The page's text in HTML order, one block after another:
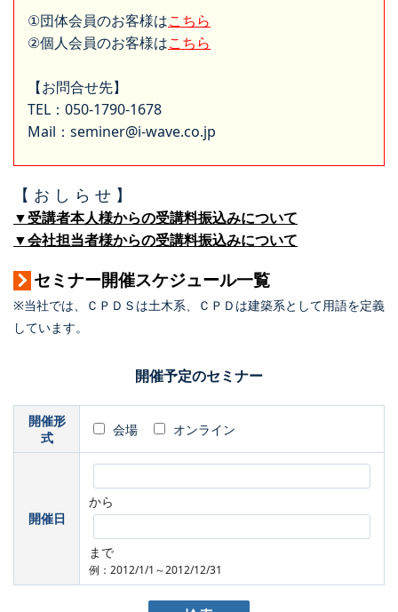
①団体会員のお客様はこちら
②個人会員のお客様はこちら
【お問合せ先】
TEL：050-1790-1678
Mail：seminer@i-wave.co.jp
【 お し ら せ 】
▼受講者本人様からの受講料振込みについて
▼会社担当者様からの受講料振込みについて
セミナー開催スケジュール一覧
※当社では、ＣＰＤＳは土木系、ＣＰＤは建築系として用語を定義
しています。
開催予定のセミナー
開催形
式
会場 オンライン
開催日
から
まで
例：2012/1/1～2012/12/31